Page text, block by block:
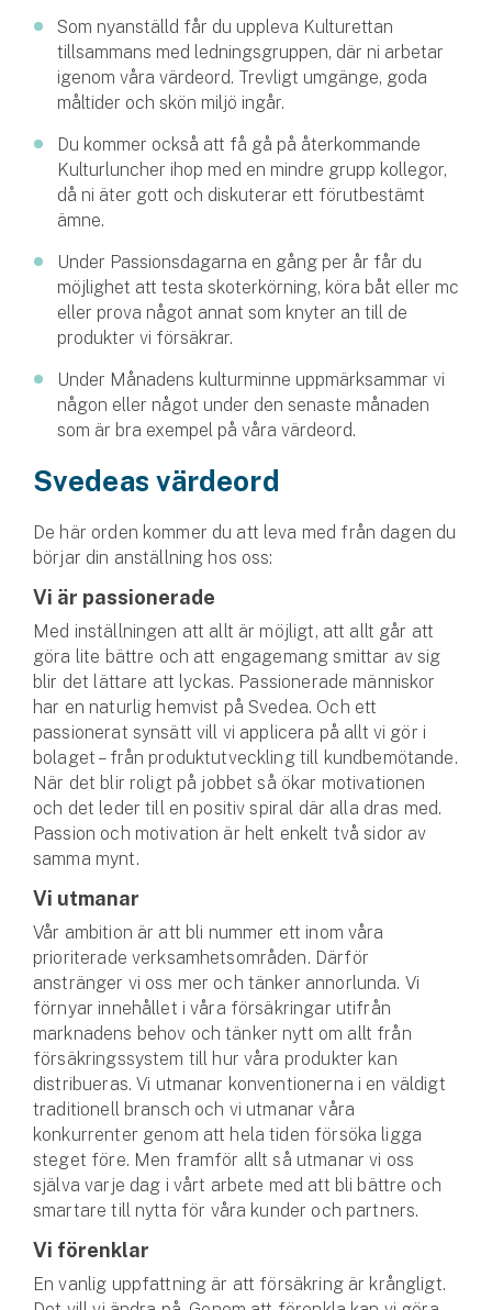
Hem & hus
Hemförsäkring
Villaförsäkring
Bostadsrättsförsäkring
Fritidshusförsäkring
Företag
Företagsförsäkring
Bilförsäkring för företag
Släpvagnsförsäkring
Gruppförsäkringar
Kommunolycksfall
Försäkring via förmedlare
Se alla försäkringar
Som nyanställd får du uppleva Kulturettan
tillsammans med ledningsgruppen, där ni arbetar
igenom våra värdeord. Trevligt umgänge, goda
måltider och skön miljö ingår.
Du kommer också att få gå på återkommande
Kulturluncher ihop med en mindre grupp kollegor,
då ni äter gott och diskuterar ett förutbestämt
ämne.
Under Passionsdagarna en gång per år får du
möjlighet att testa skoterkörning, köra båt eller mc
eller prova något annat som knyter an till de
produkter vi försäkrar.
Under Månadens kulturminne uppmärksammar vi
någon eller något under den senaste månaden
som är bra exempel på våra värdeord.
Svedeas värdeord
De här orden kommer du att leva med från dagen du
börjar din anställning hos oss:
Vi är passionerade
Med inställningen att allt är möjligt, att allt går att
göra lite bättre och att engagemang smittar av sig
blir det lättare att lyckas. Passionerade människor
har en naturlig hemvist på Svedea. Och ett
passionerat synsätt vill vi applicera på allt vi gör i
bolaget – från produktutveckling till kundbemötande.
När det blir roligt på jobbet så ökar motivationen
och det leder till en positiv spiral där alla dras med.
Passion och motivation är helt enkelt två sidor av
samma mynt.
Vi utmanar
Vår ambition är att bli nummer ett inom våra
prioriterade verksamhetsområden. Därför
anstränger vi oss mer och tänker annorlunda. Vi
förnyar innehållet i våra försäkringar utifrån
marknadens behov och tänker nytt om allt från
försäkringssystem till hur våra produkter kan
distribueras. Vi utmanar konventionerna i en väldigt
traditionell bransch och vi utmanar våra
konkurrenter genom att hela tiden försöka ligga
steget före. Men framför allt så utmanar vi oss
själva varje dag i vårt arbete med att bli bättre och
smartare till nytta för våra kunder och partners.
Vi förenklar
En vanlig uppfattning är att försäkring är krångligt.